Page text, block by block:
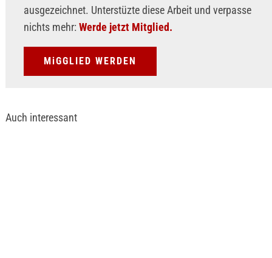
ausgezeichnet. Unterstüzte diese Arbeit und verpasse
nichts mehr: Werde jetzt Mitglied.
MiGGLIED WERDEN
Auch interessant